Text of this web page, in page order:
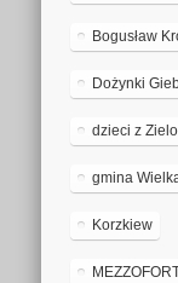
Bogusław
Dożynki
dzieci z
gmina
Korzkiew